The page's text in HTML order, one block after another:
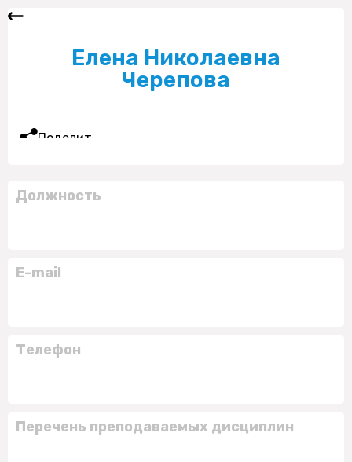
Елена Николаевна
Черепова
Поделиться
Должность
E-mail
Телефон
Перечень преподаваемых дисциплин